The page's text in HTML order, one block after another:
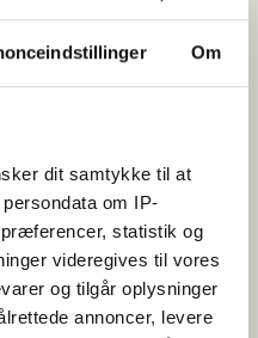
Om
dit samtykke til at
om IP-
statistik og
videregives til vores
og tilgår oplysninger
annoncer, levere
von 26 m2 mit
von Balka
Vorraum, Küche mit
und Kühlschrank mit